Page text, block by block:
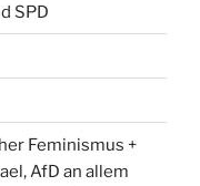
SPD
Feminismus +
AfD an allem